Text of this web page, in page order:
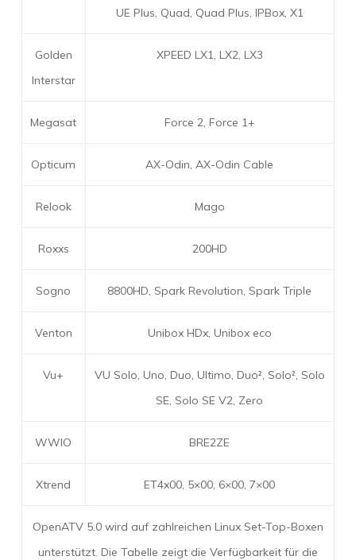
UE Plus, Quad, Quad Plus, IPBox, X1
Golden
Interstar
XPEED LX1, LX2, LX3
Megasat Force 2, Force 1+
Opticum AX-Odin, AX-Odin Cable
Relook Mago
Roxxs 200HD
Sogno 8800HD, Spark Revolution, Spark Triple
Venton Unibox HDx, Unibox eco
Vu+
VU Solo, Uno, Duo, Ultimo, Duo², Solo², Solo
SE, Solo SE V2, Zero
WWIO BRE2ZE
Xtrend ET4x00, 5×00, 6×00, 7×00
OpenATV 5.0 wird auf zahlreichen Linux Set-Top-Boxen
unterstützt. Die Tabelle zeigt die Verfügbarkeit für die